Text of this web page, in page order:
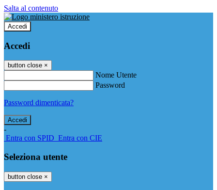
Salta al contenuto
Accedi
Accedi
button close ×
Nome Utente
Password
Password dimenticata?
-
Entra con SPID Entra con CIE
Seleziona utente
button close ×